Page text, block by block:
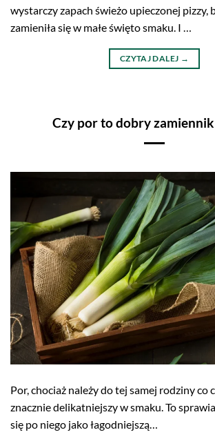
wystarczy zapach świeżo upieczonej pizzy,
zamieniła się w małe święto smaku. I …
CZYTAJ DALEJ →
Czy por to dobry
Por, chociaż należy do tej samej rodziny co
znacznie delikatniejszy w smaku. To
się po niego jako łagodniejszą…